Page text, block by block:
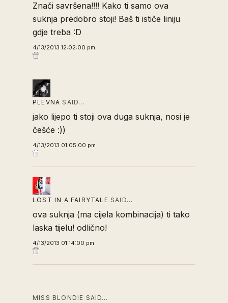
Znači savršena!!!! Kako ti samo ova
suknja predobro stoji! Baš ti ističe liniju
gdje treba :D
4/13/2013 12:02:00 pm
PLEVNA SAID…
jako lijepo ti stoji ova duga suknja, nosi je
češće :))
4/13/2013 01:05:00 pm
LOST IN A FAIRYTALE SAID…
ova suknja (ma cijela kombinacija) ti tako
laska tijelu! odlično!
4/13/2013 01:14:00 pm
MISS BLONDIE SAID…